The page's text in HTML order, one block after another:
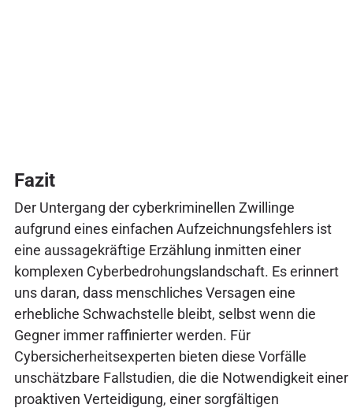
Fazit
Der Untergang der cyberkriminellen Zwillinge
aufgrund eines einfachen Aufzeichnungsfehlers ist
eine aussagekräftige Erzählung inmitten einer
komplexen Cyberbedrohungslandschaft. Es erinnert
uns daran, dass menschliches Versagen eine
erhebliche Schwachstelle bleibt, selbst wenn die
Gegner immer raffinierter werden. Für
Cybersicherheitsexperten bieten diese Vorfälle
unschätzbare Fallstudien, die die Notwendigkeit einer
proaktiven Verteidigung, einer sorgfältigen